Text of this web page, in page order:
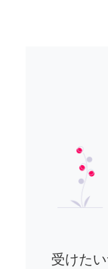
受けた